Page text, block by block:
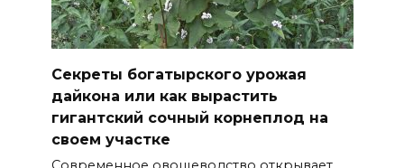
Секреты богатырского урожая
дайкона или как вырастить
гигантский сочный корнеплод на
своем участке